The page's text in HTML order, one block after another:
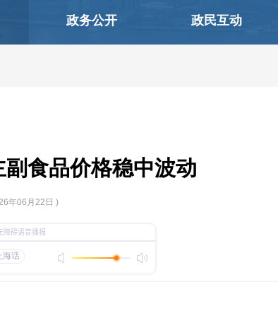
政务公开 政民互动
食品价格稳中波动
年06月22日 )